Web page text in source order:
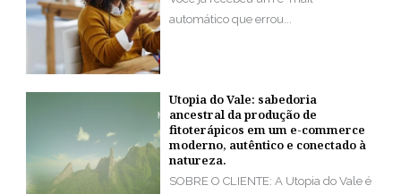
automático que errou...
Utopia do Vale: sabedoria
ancestral da produção de
fitoterápicos em um e-commerce
moderno, autêntico e conectado à
natureza.
SOBRE O CLIENTE: A Utopia do Vale é